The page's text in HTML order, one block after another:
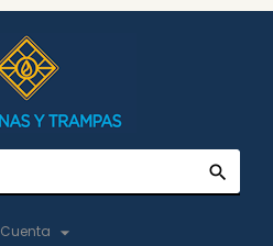
search
Cuenta 